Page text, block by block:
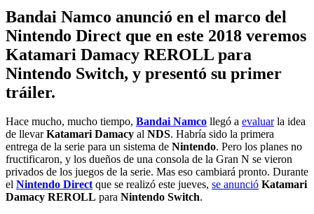
Bandai Namco anunció en el marco del
Nintendo Direct que en este 2018 veremos
Katamari Damacy REROLL para
Nintendo Switch, y presentó su primer
tráiler.
Hace mucho, mucho tiempo, Bandai Namco llegó a evaluarla idea
de llevarKatamari Damacy al NDS. Habría sido la primera
entrega de la serie para un sistema de Nintendo. Pero los planes no
fructificaron, y los dueños de una consola de la Gran N se vieron
privados de los juegos de la serie. Mas eso cambiará pronto. Durante
el Nintendo Directque se realizó este jueves, se anunció Katamari
Damacy REROLL para Nintendo Switch.